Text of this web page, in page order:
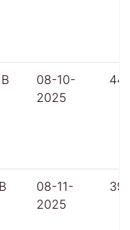
08-10-
2025
441
08-11-
2025